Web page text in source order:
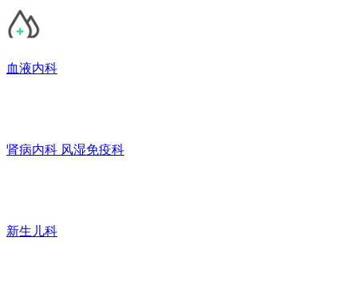
血液内科
肾病内科 风湿免疫科
新生儿科